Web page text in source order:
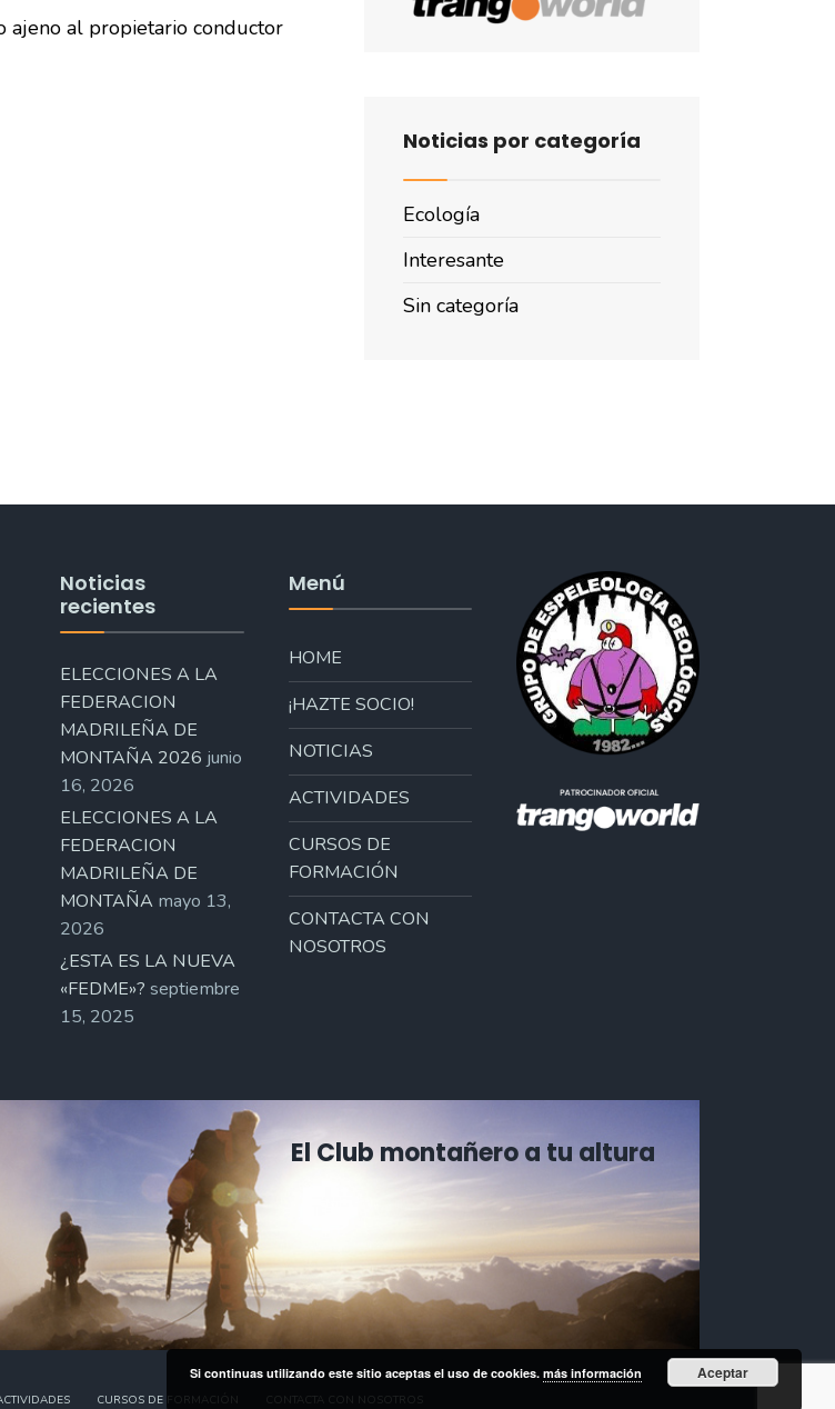
ajeno al propietario conductor
Noticias por categoría
Ecología
Interesante
Sin categoría
Noticias
recientes
ELECCIONES A LA
FEDERACION
MADRILEÑA DE
MONTAÑA 2026 junio
16, 2026
ELECCIONES A LA
FEDERACION
MADRILEÑA DE
MONTAÑA mayo 13,
2026
¿ESTA ES LA NUEVA
«FEDME»? septiembre
15, 2025
Menú
HOME
¡HAZTE SOCIO!
NOTICIAS
ACTIVIDADES
CURSOS DE
FORMACIÓN
CONTACTA CON
NOSOTROS
El Club montañero a tu altura
CURSOS DE FORMACIÓN CONTACTA CON NOSOTROS
Si continuas utilizando este sitio aceptas el uso de cookies. más información Aceptar